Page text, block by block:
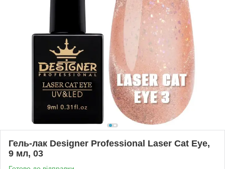
Гель-лак Designer Professional Laser Cat Eye,
9 мл, 03